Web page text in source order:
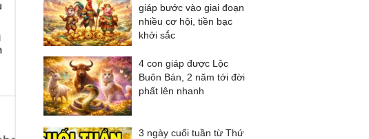
giáp bước vào giai đoạn
nhiều cơ hội, tiền bạc
khởi sắc
4 con giáp được Lộc
Buôn Bán, 2 năm tới đời
phất lên nhanh
3 ngày cuối tuần từ Thứ